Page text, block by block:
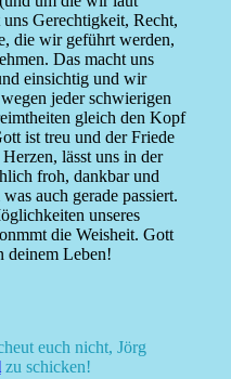
Gerechtigkeit, Recht,
die wir geführt werden,
Das macht uns
einsichtig und wir
jeder schwierigen
gleich den Kopf
ist treu und der Friede
lässt uns in der
froh, dankbar und
auch gerade passiert.
unseres
die Weisheit. Gott
deinem Leben!
euch nicht, Jörg
zu schicken!